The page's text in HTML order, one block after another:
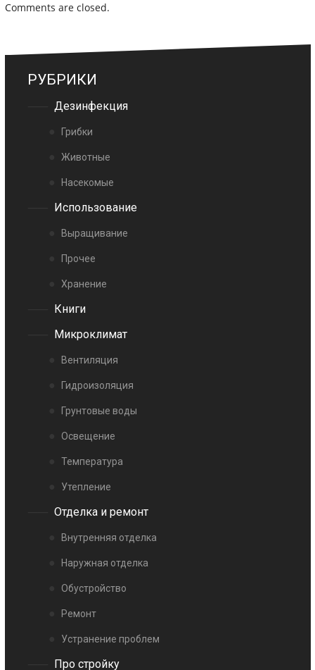
Comments are closed.
РУБРИКИ
Дезинфекция
Грибки
Животные
Насекомые
Использование
Выращивание
Прочее
Хранение
Книги
Микроклимат
Вентиляция
Гидроизоляция
Грунтовые воды
Освещение
Температура
Утепление
Отделка и ремонт
Внутренняя отделка
Наружная отделка
Обустройство
Ремонт
Устранение проблем
Про стройку